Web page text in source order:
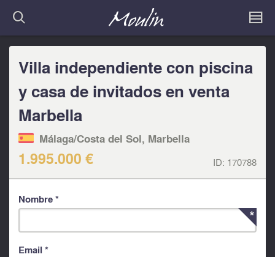
Villa independiente con piscina
y casa de invitados en venta
Marbella
Málaga/Costa del Sol, Marbella
1.995.000 € ID: 170788
Nombre *
Email *